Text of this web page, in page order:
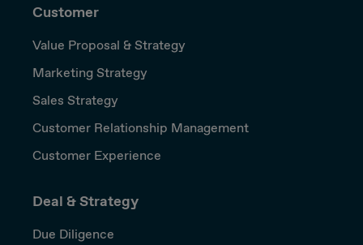
Customer
Value Proposal & Strategy
Marketing Strategy
Sales Strategy
Customer Relationship Management
Customer Experience
Deal & Strategy
Due Diligence